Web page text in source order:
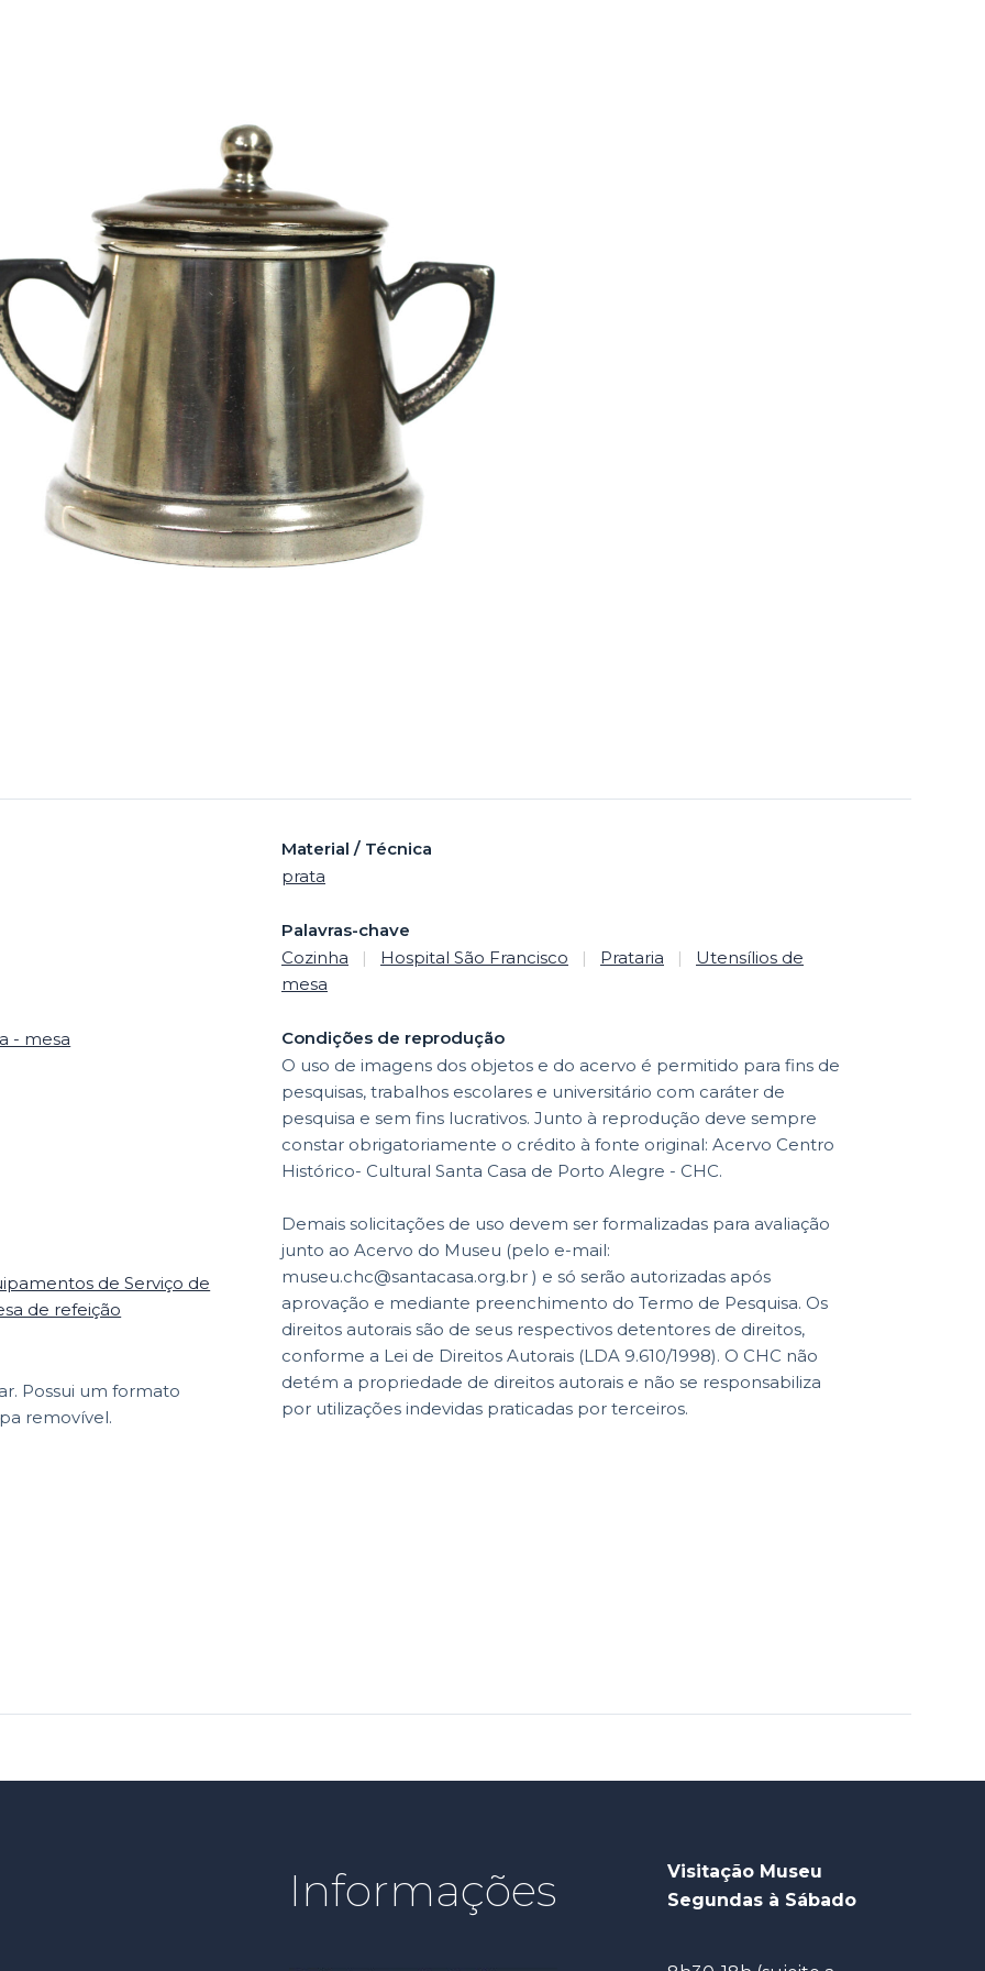
- mesa
de Serviço de
de refeição
Possui um formato
removível.
Material / Técnica
prata
Palavras-chave
Cozinha
| Hospital São Francisco | Prataria |
Utensílios de
mesa
Condições de reprodução
O uso de imagens dos objetos e do acervo é permitido para fins de
pesquisas, trabalhos escolares e universitário com caráter de
pesquisa e sem fins lucrativos. Junto à reprodução deve sempre
constar obrigatoriamente o crédito à fonte original: Acervo Centro
Histórico- Cultural Santa Casa de Porto Alegre - CHC.
Demais solicitações de uso devem ser formalizadas para avaliação
junto ao Acervo do Museu (pelo e-mail:
museu.chc@santacasa.org.br ) e só serão autorizadas após
aprovação e mediante preenchimento do Termo de Pesquisa. Os
direitos autorais são de seus respectivos detentores de direitos,
conforme a Lei de Direitos Autorais (LDA 9.610/1998). O CHC não
detém a propriedade de direitos autorais e não se responsabiliza
por utilizações indevidas praticadas por terceiros.
Informações
Visitação Museu
Segundas à Sábado